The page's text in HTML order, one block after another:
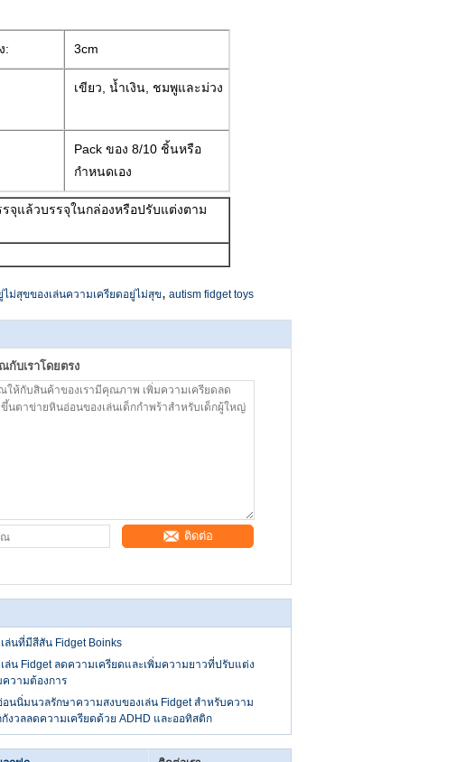
: 3cm
เขียว, น้ำเงิน, ชมพูและม่วง
Pack ของ 8/10 ชิ้นหรือ
กำหนดเอง
จุแล้วบรรจุในกล่องหรือปรับแต่งตาม
ม่สุขของเล่นความเครียดอยู่ไม่สุข, autism fidget toys
กับเราโดยตรง
ติดต่อ
ล่นที่มีสีสัน Fidget Boinks
ล่น Fidget ลดความเครียดและเพิ่มความยาวที่ปรับแต่ง
วามต้องการ
นนิ่มนวลรักษาความสงบของเล่น Fidget สำหรับความ
งวลลดความเครียดด้วย ADHD และออทิสติก